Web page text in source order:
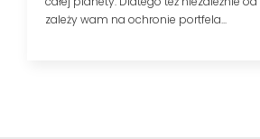
zależy wam na ochronie portfela...